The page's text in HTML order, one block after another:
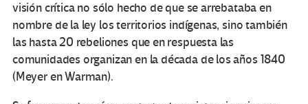
visión crítica no sólo hecho de que se arrebataba en
nombre de la ley los territorios indígenas, sino también
las hasta 20 rebeliones que en respuesta las
comunidades organizan en la década de los años 1840
(Meyer en Warman).